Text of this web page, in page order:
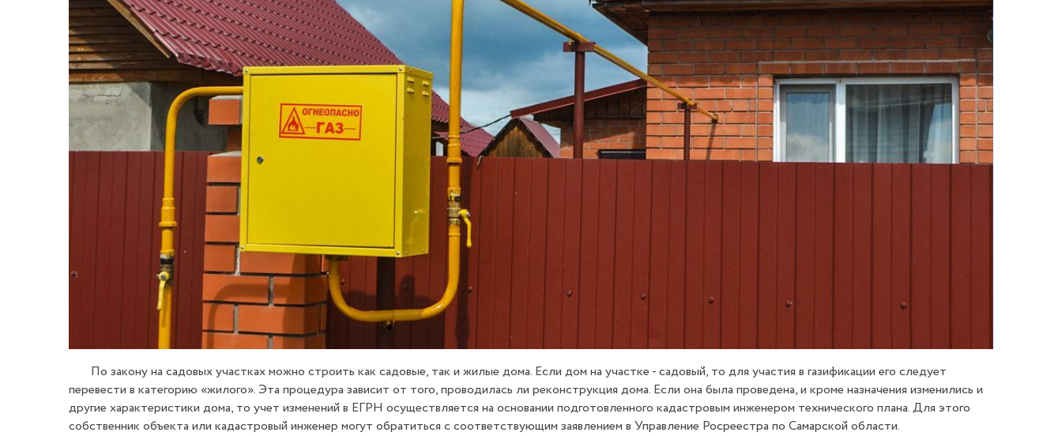
По закону на садовых участках можно строить как садовые, так и жилые дома. Если дом на участке - садовый, то для участия в газификации его следует
перевести в категорию «жилого». Эта процедура зависит от того, проводилась ли реконструкция дома. Если она была проведена, и кроме назначения изменились и
другие характеристики дома, то учет изменений в ЕГРН осуществляется на основании подготовленного кадастровым инженером технического плана. Для этого
собственник объекта или кадастровый инженер могут обратиться с соответствующим заявлением в Управление Росреестра по Самарской области.